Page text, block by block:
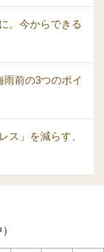
。今からできる
前の3つのポイ
ス」を減らす、